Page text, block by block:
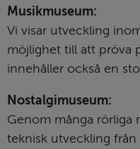
Musikmuseum:
Vi visar utveckling
möjlighet till att pröva
innehåller också en
Nostalgimuseum:
Genom många rörliga
teknisk utveckling från